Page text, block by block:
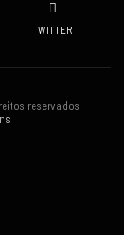
TWITTER
reservados.